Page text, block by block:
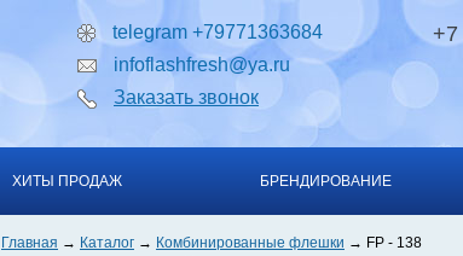
telegram +79771363684
infoflashfresh@ya.ru
Заказать звонок
+7
ХИТЫ ПРОДАЖ БРЕНДИРОВАНИЕ
Главная Каталог Комбинированные флешки FP - 138